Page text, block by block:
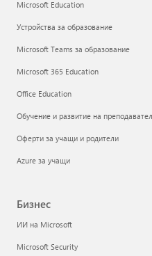
Microsoft Education
Устройства за образование
Microsoft Teams за образование
Microsoft 365 Education
Office Education
Обучение и развитие на
Оферти за учащи и родители
Azure за учащи
Бизнес
ИИ на Microsoft
Microsoft Security